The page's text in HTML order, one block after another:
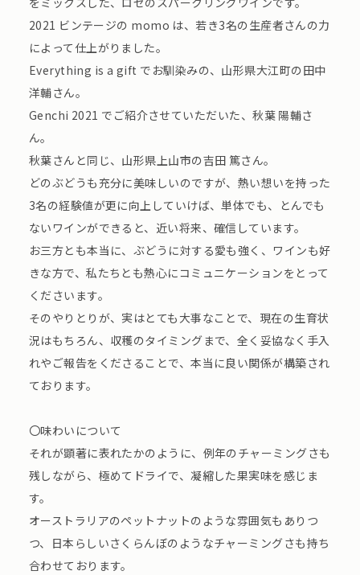
2021 ビンテージの momo は、若き3名の生産者さんの力
によって仕上がりました。
Everything is a gift でお馴染みの、山形県大江町の田中
洋輔さん。
Genchi 2021 でご紹介させていただいた、秋葉 陽輔さ
ん。
秋葉さんと同じ、山形県上山市の吉田 篤さん。
どのぶどうも充分に美味しいのですが、熱い想いを持った
3名の経験値が更に向上していけば、単体でも、とんでも
ないワインができると、近い将来、確信しています。
お三方とも本当に、ぶどうに対する愛も強く、ワインも好
きな方で、私たちとも熱心にコミュニケーションをとって
くださいます。
そのやりとりが、実はとても大事なことで、現在の生育状
況はもちろん、収穫のタイミングまで、全く妥協なく手入
れやご報告をくださることで、本当に良い関係が構築され
ております。
〇味わいについて
それが顕著に表れたかのように、例年のチャーミングさも
残しながら、極めてドライで、凝縮した果実味を感じま
す。
オーストラリアのペットナットのような雰囲気もありつ
つ、日本らしいさくらんぼのようなチャーミングさも持ち
合わせております。